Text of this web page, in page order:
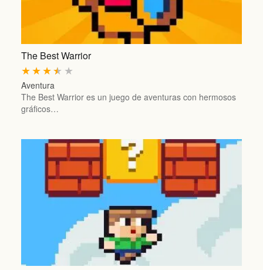
The Best Warrior
★
★
★
★
★
Aventura
The Best Warrior es un juego de aventuras con hermosos
gráficos…